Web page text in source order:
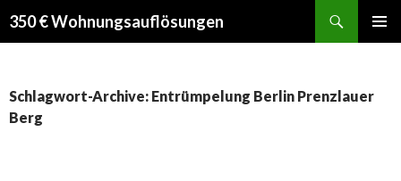
350 € Wohnungsauflösungen
Schlagwort-Archive: Entrümpelung Berlin Prenzlauer
Berg